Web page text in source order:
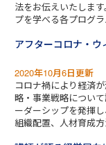
法をお伝えいたしま
プを学べる各プログラ
アフターコロナ・
2020年10月6日更新
コロナ禍により経済
略・事業戦略につい
ーダーシップを発揮
組織配置、人材育成